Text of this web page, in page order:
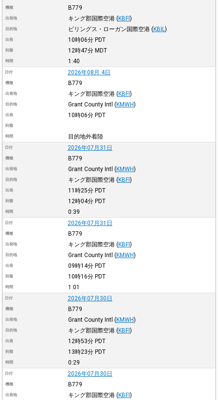
機種 B779
出発地 キング郡国際空港 (KBFI)
目的地 ビリングス・ローガン国際空港 (KBIL )
出発 10時06分 PDT
到着 12時47分 MDT
時間 1:40
日付 2026年08月 4日
機種 B779
出発地 キング郡国際空港 (KBFI)
目的地 Grant County Intl (KMWH)
出発 10時06分 PDT
到着
時間 目的地外着陸
日付 2026年07月31日
機種 B779
出発地 Grant County Intl (KMWH)
目的地 キング郡国際空港 (KBFI)
出発 11時25分 PDT
到着 12時04分 PDT
時間 0:39
日付 2026年07月31日
機種 B779
出発地 キング郡国際空港 (KBFI)
目的地 Grant County Intl (KMWH)
出発 09時14分 PDT
到着 10時16分 PDT
時間 1:01
日付 2026年07月30日
機種 B779
出発地 Grant County Intl (KMWH)
目的地 キング郡国際空港 (KBFI)
出発 12時53分 PDT
到着 13時23分 PDT
時間 0:29
日付 2026年07月30日
機種 B779
出発地 キング郡国際空港 (KBFI)